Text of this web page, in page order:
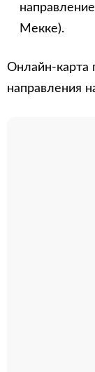
Мекке).
Онлайн-карта
направления